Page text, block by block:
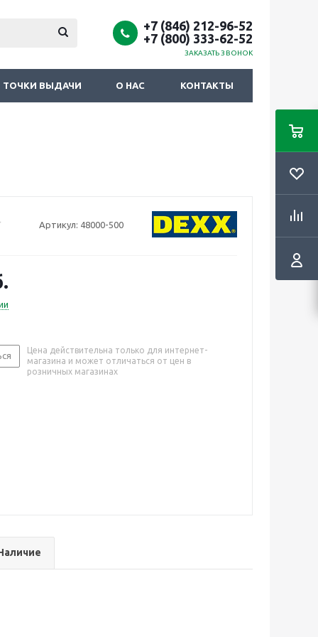
+7 (846) 212-96-52
+7 (800) 333-62-52
ЗАКАЗАТЬ ЗВОНОК
ТОЧКИ ВЫДАЧИ О НАС КОНТАКТЫ
Артикул: 48000-500
Цена действительна только для интернет-
магазина и может отличаться от цен в
розничных магазинах